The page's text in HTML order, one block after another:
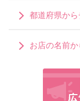
都道府県か
お店の名前